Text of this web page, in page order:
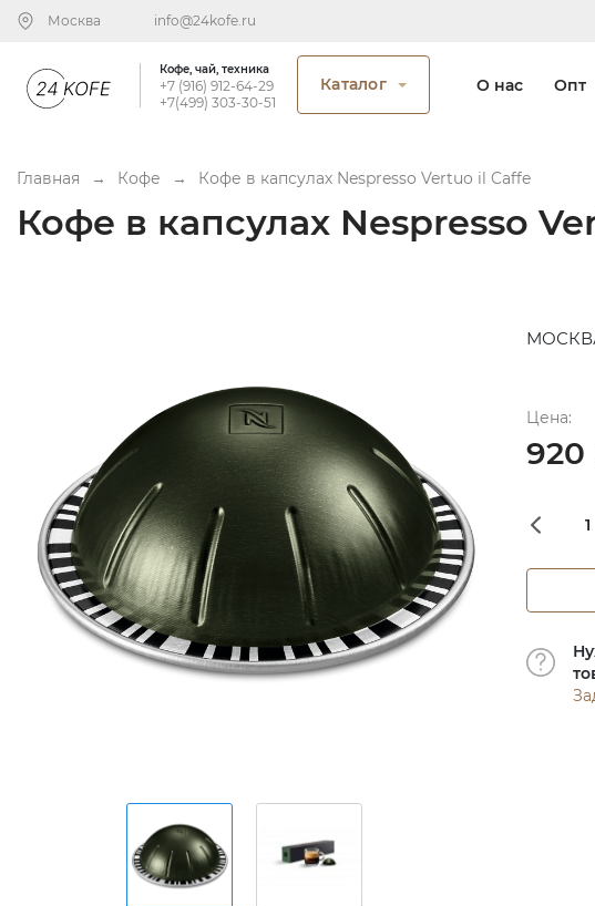
Москва info@24kofe.ru
Кофе, чай, техника
+7 (916) 912-64-29
+7(499) 303-30-51
Каталог О нас Опт
Главная → Кофе → Кофе в капсулах Nespresso Vertuo il Caffe
Кофе в капсулах Nespresso
Цена:
920